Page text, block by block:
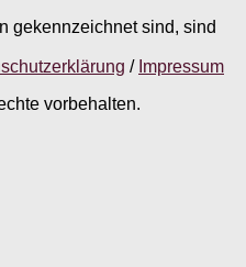
gekennzeichnet sind, sind
/ Impressum
vorbehalten.